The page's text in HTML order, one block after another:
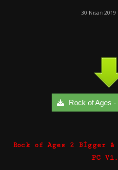
30 Nisan 2019
Rock of Ages
Rock of Ages 2 Bigger
PC